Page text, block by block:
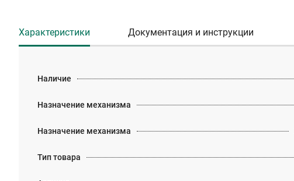
Характеристики Документация и инструкции
Наличие
Назначение механизма
Назначение механизма
Тип товара